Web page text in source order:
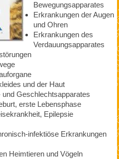
Bewegungsapparates
Erkrankungen der Augen
und Ohren
Erkrankungen des
Verdauungsapparates
und der Haut
Geschlechtsapparates
erste Lebensphase
Epilepsie
infektiöse Erkrankungen
Heimtieren und Vögeln